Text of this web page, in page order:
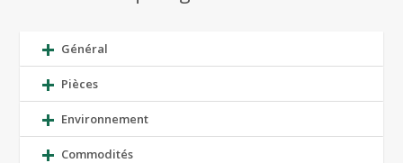
Général
Pièces
Environnement
Commodités